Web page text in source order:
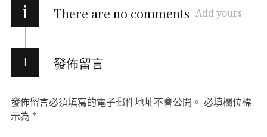
i There are no comments Add yours
發佈留言
發佈留言必須填寫的電子郵件地址不會公開。 必填欄位標
示為 *